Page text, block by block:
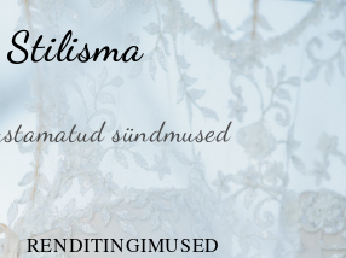
Stilisma
sündmused
RENDITINGIMUSED